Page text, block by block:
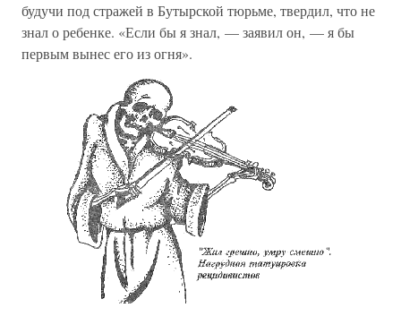
будучи под стражей в Бутырской тюрьме, твердил, что не
знал о ребенке. «Если бы я знал, — заявил он, — я бы
первым вынес его из огня».